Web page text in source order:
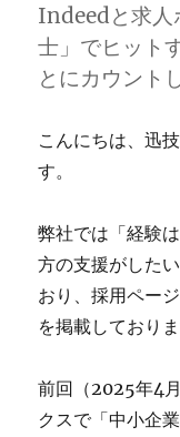
Indeedと求人
士」でヒット
とにカウント
こんにちは、迅
す。
弊社では「経験
方の支援がした
おり、採用ペー
を掲載しておりま
前回（2025年4
クスで「中小企